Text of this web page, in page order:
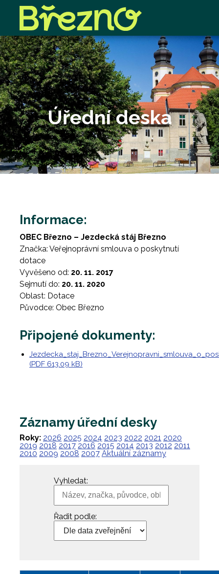
Úřední deska
Informace:
OBEC Březno – Jezdecká stáj Březno
Značka: Veřejnoprávní smlouva o poskytnutí
dotace
Vyvěšeno od: 20. 11. 2017
Sejmutí do: 20. 11. 2020
Oblast: Dotace
Původce: Obec Březno
Připojené dokumenty:
(PDF 613.09 kB)
Záznamy úřední desky
Roky: 2026 2025 2024 2023 2022 2021 2020
2019 2018 2017 2016 2015 2014 2013 2012 2011
2010 2009 2008 2007 Aktuální záznamy
Vyhledat:
Řadit podle: